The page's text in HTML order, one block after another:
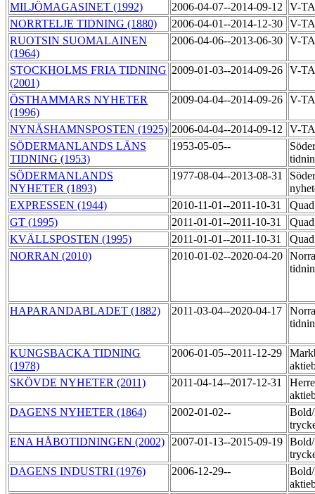
MILJÖMAGASINET (1992) 2006-04-07--2014-09-12
V-
NORRTELJE TIDNING (1880)
2006-04-01--2014-12-30 V-
RUOTSIN SUOMALAINEN
(1964)
2006-04-06--2013-06-30 V-
STOCKHOLMS FRIA TIDNING
(2001)
2009-01-03--2014-09-26 V-
ÖSTHAMMARS NYHETER
(1996)
2009-04-04--2014-09-26 V-
NYNÄSHAMNSPOSTEN (1925) 2006-04-04--2014-09-12
V-
SÖDERMANLANDS LÄNS
TIDNING (1953)
1953-05-05--
SÖDERMANLANDS
NYHETER (1893)
1977-08-04--2013-08-31
EXPRESSEN (1944)
2010-11-01--2011-10-31
GT (1995)
2011-01-01--2011-10-31
KVÄLLSPOSTEN (1995)
2011-01-01--2011-10-31
NORRAN (2010)
2010-01-02--2020-04-20
HAPARANDABLADET (1882) 2011-03-04--2020-04-17
KUNGSBACKA TIDNING
(1978)
2006-01-05--2011-12-29
SKÖVDE NYHETER (2011)
2011-04-14--2017-12-31
DAGENS NYHETER (1864)
2002-01-02--
ENA HÅBOTIDNINGEN (2002)
2007-01-13--2015-09-19
DAGENS INDUSTRI (1976)
2006-12-29--